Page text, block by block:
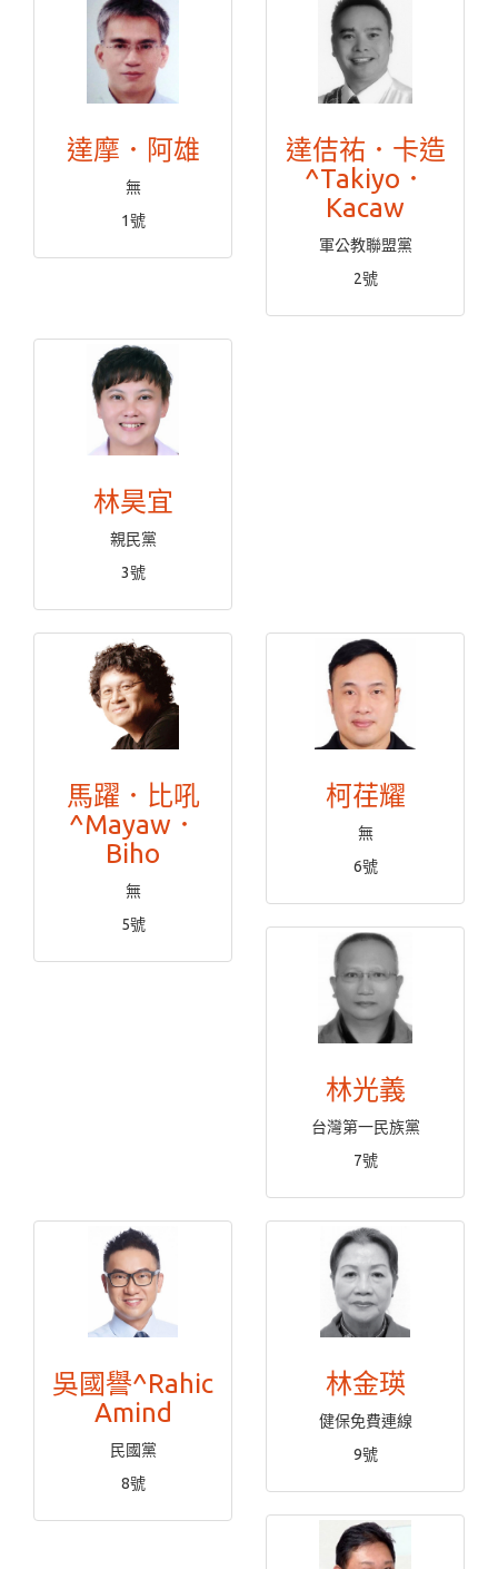
達摩．阿雄
無
1號
達佶祐．卡造
^Takiyo．
Kacaw
軍公教聯盟黨
2號
林昊宜
親民黨
3號
馬躍．比吼
^Mayaw．
Biho
無
5號
柯荏耀
無
6號
林光義
台灣第一民族黨
7號
吳國譽^Rahic
Amind
民國黨
8號
林金瑛
健保免費連線
9號